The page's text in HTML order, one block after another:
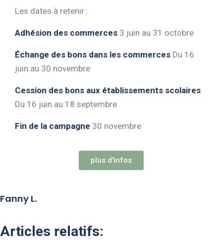
Les dates à retenir :
Adhésion des commerces 3 juin au 31 octobre
Échange des bons dans les commerces Du 16
juin au 30 novembre
Cession des bons aux établissements scolaires
Du 16 juin au 18 septembre
Fin de la campagne 30 novembre
plus d'infos
Fanny L.
Articles relatifs: